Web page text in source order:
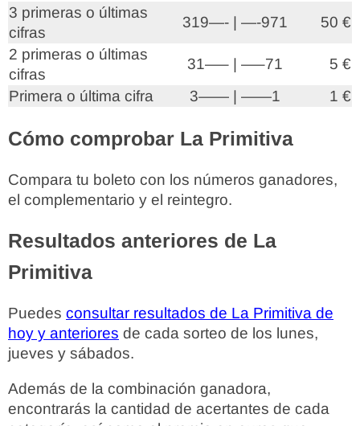
3 primeras o últimas
cifras
319—- | —-971
50 €
2 primeras o últimas
cifras
31—– | —–71
5 €
Primera o última cifra
3—— | ——1 1 €
Cómo comprobar La Primitiva
Compara tu boleto con los números ganadores,
el complementario y el reintegro.
Resultados anteriores de La
Primitiva
Puedes consultar resultados de La Primitiva de
hoy y anteriores de cada sorteo de los lunes,
jueves y sábados.
Además de la combinación ganadora,
encontrarás la cantidad de acertantes de cada